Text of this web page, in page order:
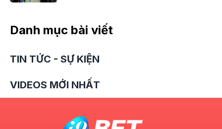
Danh mục bài viết
TIN TỨC - SỰ KIỆN
VIDEOS MỚI NHẤT